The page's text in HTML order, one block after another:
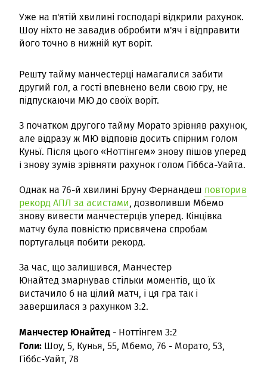
Уже на п'ятій хвилині господарі відкрили рахунок.
Шоу ніхто не завадив обробити м'яч і відправити
його точно в нижній кут воріт.
Решту тайму манчестерці намагалися забити
другий гол, а гості впевнено вели свою гру, не
підпускаючи МЮ до своїх воріт.
З початком другого тайму Морато зрівняв рахунок,
але відразу ж МЮ відповів досить спірним голом
Куньї. Після цього «Ноттінгем» знову пішов уперед
і знову зумів зрівняти рахунок голом Гіббса-Уайта.
Однак на 76-й хвилині Бруну Фернандеш повторив
рекорд АПЛ за асистами, дозволивши Мбемо
знову вивести манчестерців уперед. Кінцівка
матчу була повністю присвячена спробам
португальця побити рекорд.
За час, що залишився, Манчестер
Юнайтед змарнував стільки моментів, що їх
вистачило б на цілий матч, і ця гра так і
завершилася з рахунком 3:2.
Манчестер Юнайтед - Ноттінгем 3:2
Голи: Шоу, 5, Кунья, 55, Мбемо, 76 - Морато, 53,
Гіббс-Уайт, 78